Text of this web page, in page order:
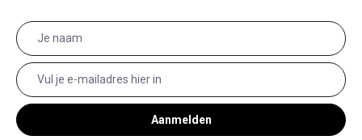
Aanmelden